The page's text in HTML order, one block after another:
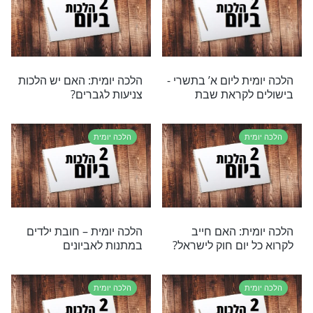
– נרות שבת
הלכה יומית
הלכה יומית – מדיני ברכת
המזון
הלכה יומית